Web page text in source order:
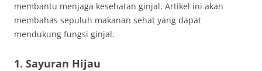
membantu menjaga kesehatan ginjal. Artikel ini akan
membahas sepuluh makanan sehat yang dapat
mendukung fungsi ginjal.
1. Sayuran Hijau